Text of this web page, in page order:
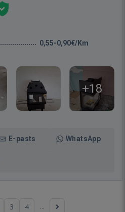
0,55-0,90€/Km
+18
E-pasts WhatsApp
3 4 ...